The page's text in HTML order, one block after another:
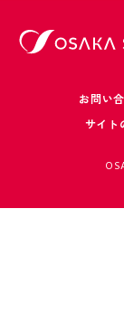
お問い
サイト